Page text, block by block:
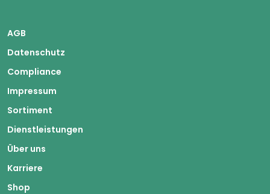
AGB
Datenschutz
Compliance
Impressum
Sortiment
Dienstleistungen
Über uns
Karriere
Shop